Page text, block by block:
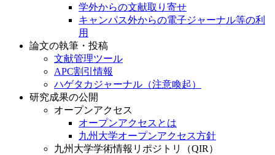
学外からの文献取り寄せ
キャンパス外からの電子ジャーナル等の利
用
論文の執筆・投稿
文献管理ツール
APC割引情報
ハゲタカジャーナル（注意喚起）
研究成果の公開
オープンアクセス
オープンアクセスとは
九州大学オープンアクセス方針
九州大学学術情報リポジトリ（QIR）